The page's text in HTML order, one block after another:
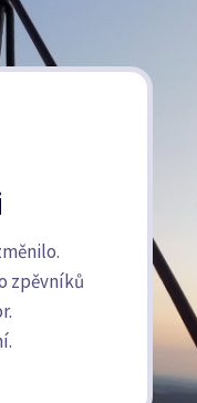
zpěvníků